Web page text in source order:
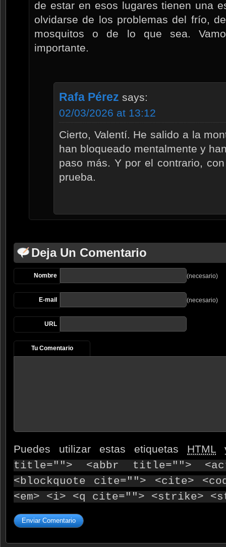
de estar en esos lugares tienen una
olvidarse de los problemas del frío,
mosquitos o de lo que sea.
importante.
Rafa Pérez says:
02/03/2026 at 13:12
Cierto, Valentí. He salido a la
han bloqueado mentalmente y
paso más. Y por el contrario,
prueba.
Deja Un Comentario
Nombre (necesario)
E-mail (necesario)
URL
Tu Comentario
Puedes utilizar estas etiquetas HTML
title=""> <abbr title="">
<blockquote cite=""> <cite>
<em> <i> <q cite=""> <strike>